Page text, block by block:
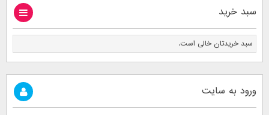
سبد خرید
سبد خریدتان خالی است.
ورود به سایت